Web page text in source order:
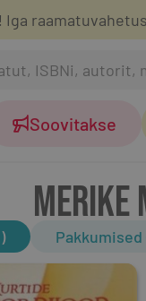
Iga
Soovitakse
MERIKE
Pakkumised